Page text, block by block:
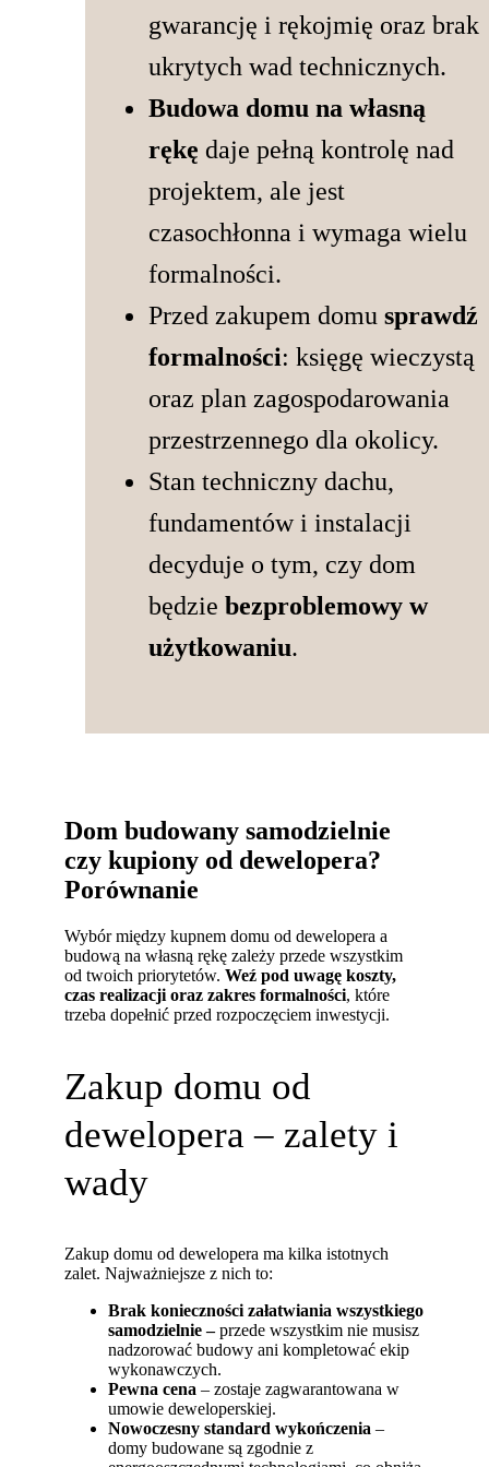
gwarancję i rękojmię oraz brak
ukrytych wad technicznych.
Budowa domu na własną
rękę daje pełną kontrolę nad
projektem, ale jest
czasochłonna i wymaga wielu
formalności.
Przed zakupem domu sprawdź
formalności: księgę wieczystą
oraz plan zagospodarowania
przestrzennego dla okolicy.
Stan techniczny dachu,
fundamentów i instalacji
decyduje o tym, czy dom
będzie bezproblemowy w
użytkowaniu.
Dom budowany samodzielnie
czy kupiony od dewelopera?
Porównanie
Wybór między kupnem domu od dewelopera a
budową na własną rękę zależy przede wszystkim
od twoich priorytetów.Weź pod uwagę koszty,
czas realizacji oraz zakres formalności, które
trzeba dopełnić przed rozpoczęciem inwestycji.
Zakup domu od
dewelopera – zalety i
wady
Zakup domu od dewelopera ma kilka istotnych
zalet. Najważniejsze z nich to:
Brak konieczności załatwiania wszystkiego
samodzielnie –przede wszystkim nie musisz
nadzorować budowy ani kompletować ekip
wykonawczych.
Pewna cena – zostaje zagwarantowana w
umowie deweloperskiej.
Nowoczesny standard wykończenia –
domy budowane są zgodnie z